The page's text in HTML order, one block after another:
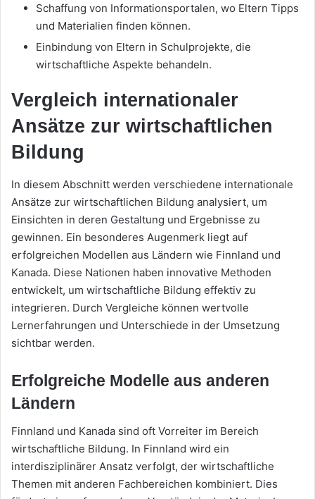
Schaffung von Informationsportalen, wo Eltern Tipps
und Materialien finden können.
Einbindung von Eltern in Schulprojekte, die
wirtschaftliche Aspekte behandeln.
Vergleich internationaler
Ansätze zur wirtschaftlichen
Bildung
In diesem Abschnitt werden verschiedene internationale
Ansätze zur wirtschaftlichen Bildung analysiert, um
Einsichten in deren Gestaltung und Ergebnisse zu
gewinnen. Ein besonderes Augenmerk liegt auf
erfolgreichen Modellen aus Ländern wie Finnland und
Kanada. Diese Nationen haben innovative Methoden
entwickelt, um wirtschaftliche Bildung effektiv zu
integrieren. Durch Vergleiche können wertvolle
Lernerfahrungen und Unterschiede in der Umsetzung
sichtbar werden.
Erfolgreiche Modelle aus anderen
Ländern
Finnland und Kanada sind oft Vorreiter im Bereich
wirtschaftliche Bildung. In Finnland wird ein
interdisziplinärer Ansatz verfolgt, der wirtschaftliche
Themen mit anderen Fachbereichen kombiniert. Dies